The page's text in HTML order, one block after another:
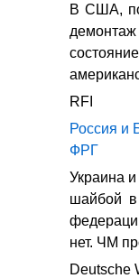
В США, по
RFI
Россия и
ФРГ
Украина
шайбой
нет. ЧМ
Deutsche